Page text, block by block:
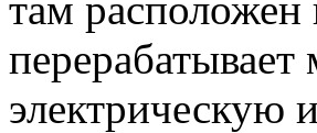
электрическую